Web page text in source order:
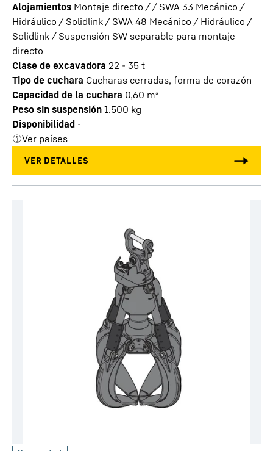
Alojamientos Montaje directo / / SWA 33 Mecánico /
Hidráulico / Solidlink / SWA 48 Mecánico / Hidráulico /
Solidlink / Suspensión SW separable para montaje
directo
Clase de excavadora 22 - 35 t
Tipo de cuchara Cucharas cerradas, forma de corazón
Capacidad de la cuchara 0,60 m³
Peso sin suspensión 1.500 kg
Disponibilidad -
Ver países